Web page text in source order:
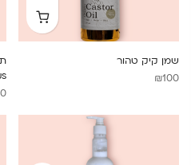
שמן קיק טהור
₪100